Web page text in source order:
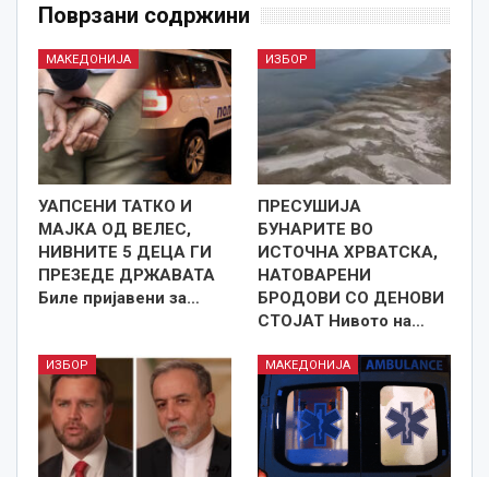
Поврзани содржини
МАКЕДОНИЈА
УАПСЕНИ ТАТКО И
МАЈКА ОД ВЕЛЕС,
НИВНИТЕ 5 ДЕЦА ГИ
ПРЕЗЕДЕ ДРЖАВАТА
Биле пријавени за…
ИЗБОР
ПРЕСУШИЈА
БУНАРИТЕ ВО
ИСТОЧНА ХРВАТСКА,
НАТОВАРЕНИ
БРОДОВИ СО ДЕНОВИ
СТОЈАТ Нивото на…
ИЗБОР МАКЕДОНИЈА